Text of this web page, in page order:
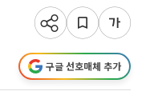
구글 선호매체 추가